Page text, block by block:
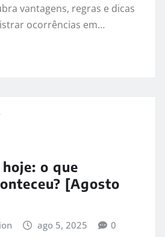
vantagens, regras e dicas
ocorrências em…
o que
[Agosto
ago 5, 2025 0